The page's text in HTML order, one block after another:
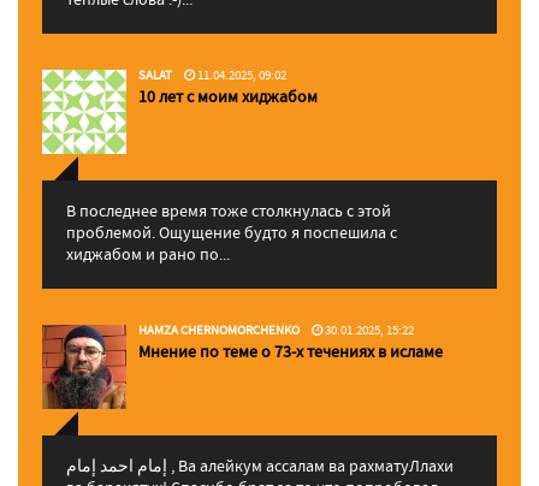
SALAT 11.04.2025, 09:02
10 лет с моим хиджабом
В последнее время тоже столкнулась с этой
проблемой. Ощущение будто я поспешила с
хиджабом и рано по...
HAMZA CHERNOMORCHENKO 30.01.2025, 15:22
Мнение по теме о 73-х течениях в исламе
إمام احمد إمام , Ва алейкум ассалам ва рахматуЛлахи